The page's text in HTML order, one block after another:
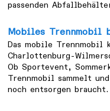
passenden
Mobiles Trennmobil
Das mobile Trennmobil
Charlottenburg-
Ob Sportevent,
Trennmobil sammelt
noch entsorgen braucht.